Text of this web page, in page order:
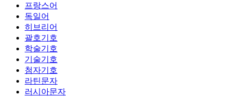
프랑스어
독일어
히브리어
괄호기호
학술기호
기술기호
첨자기호
라틴문자
러시아문자